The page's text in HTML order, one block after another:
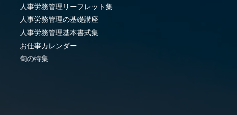
人事労務管理リーフレット集
人事労務管理の基礎講座
人事労務管理基本書式集
お仕事カレンダー
旬の特集